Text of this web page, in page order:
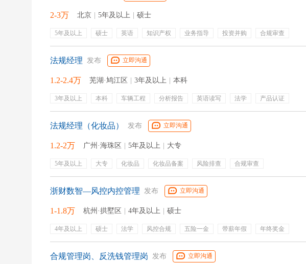
2-3万 北京 | 5年及以上 | 硕士
5年及以上 硕士 英语 知识产权 业务指导 投资并购
合规审查
风险处置
法律合规 法律合规培训 合规风险排查 法律合规管理
法规经理 发布 立即沟通
1.2-2.4万 芜湖·鸠江区 | 3年及以上 | 本科
3年及以上 本科 车辆工程 分析报告 英语读写 法学
产品认证
主机厂
汽车研发 政策解读 gb ece 五险一金 绩效奖金
带薪年假
餐饮补贴
节日福利 出差补贴
法规经理（化妆品） 发布 立即沟通
1.2-2万 广州·海珠区 | 5年及以上 | 大专
5年及以上 大专 化妆品 化妆品备案 风险排查
合规审查
产品注册备案
法规咨询 新原料备案 五险一金 年终奖金
绩效奖金
带薪年假
周末双休 培训
浙财数智—风控内控管理 发布 立即沟通
1-1.8万 杭州·拱墅区 | 4年及以上 | 硕士
4年及以上 硕士 法学 风控合规 五险一金 带薪年假
年终奖金
绩效奖金
专业培训 定期体检 有餐补
合规管理岗、反洗钱管理岗 发布 立即沟通